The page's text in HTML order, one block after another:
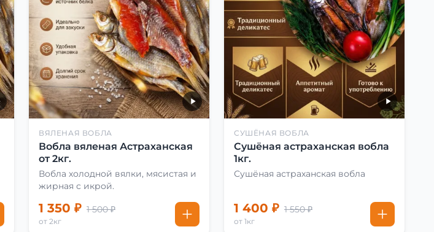
ВЯЛЕНАЯ ВОБЛА
Вобла вяленая Астраханская
от 2кг.
Вобла холодной вялки, мясистая и
жирная с икрой.
1 350 ₽ 1 500 ₽
от 2кг
СУШЁНАЯ ВОБЛА
Сушёная астраханская вобла
1кг.
Сушёная астраханская вобла
1 400 ₽ 1 550 ₽
от 1кг